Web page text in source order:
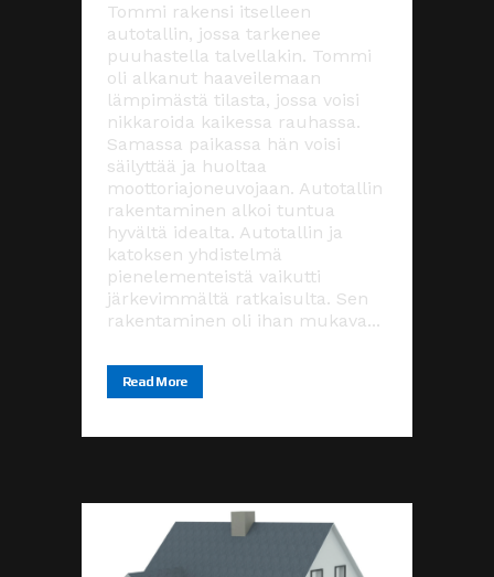
Tommi rakensi itselleen
autotallin, jossa tarkenee
puuhastella talvellakin. Tommi
oli alkanut haaveilemaan
lämpimästä tilasta, jossa voisi
nikkaroida kaikessa rauhassa.
Samassa paikassa hän voisi
säilyttää ja huoltaa
moottoriajoneuvojaan. Autotallin
rakentaminen alkoi tuntua
hyvältä idealta. Autotallin ja
katoksen yhdistelmä
pienelementeistä vaikutti
järkevimmältä ratkaisulta. Sen
rakentaminen oli ihan mukava...
Read More